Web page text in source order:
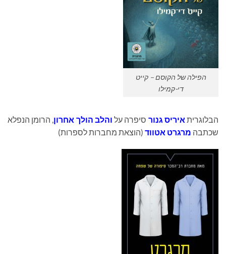
הפילה של הקוסם – קייט
די-קמילו
הבלוגרית איריס גנור סיפרה על והלב הולך אחרון, הרומן הנפלא
שכתבה מרגרט אטווד (הוצאת מחברות לספרות)